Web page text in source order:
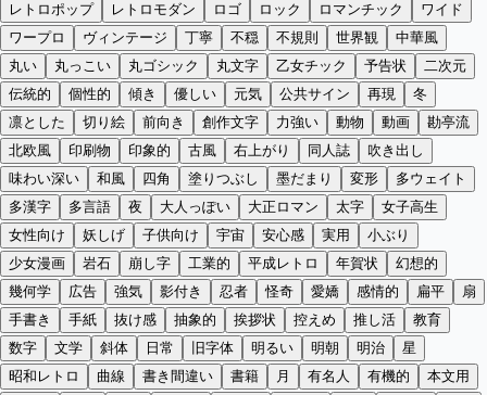
レトロポップ
レトロモダン ロゴ ロック ロマンチック
ワイド
ワープロ
ヴィンテージ 丁寧 不穏 不規則 世界観
中華風
丸い
丸っこい 丸ゴシック 丸文字 乙女チック 予告状
二次元
伝統的
個性的 傾き 優しい 元気 公共サイン 再現
冬
凛とした
切り絵 前向き 創作文字 力強い 動物 動画
勘亭流
北欧風
印刷物 印象的 古風 右上がり 同人誌
吹き出し
味わい深い
和風 四角 塗りつぶし 墨だまり 変形
多ウェイト
多漢字
多言語 夜 大人っぽい 大正ロマン 太字
女子高生
女性向け
妖しげ 子供向け 宇宙 安心感 実用
小ぶり
少女漫画
岩石 崩し字 工業的 平成レトロ 年賀状
幻想的
幾何学
広告 強気 影付き 忍者 怪奇 愛嬌 感情的 扁平
扇
手書き
手紙 抜け感 抽象的 挨拶状 控えめ 推し活
教育
数字
文学 斜体 日常 旧字体 明るい 明朝 明治
星
昭和レトロ
曲線 書き間違い 書籍 月 有名人 有機的
本文用